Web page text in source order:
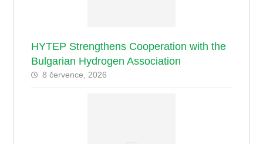
HYTEP Strengthens Cooperation with the
Bulgarian Hydrogen Association
8 července, 2026